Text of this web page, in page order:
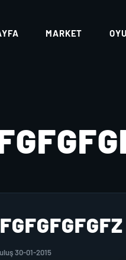
MARKET
30-01-2015